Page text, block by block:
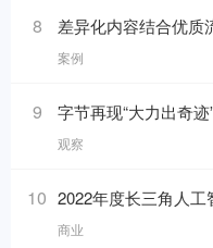
8 差异化内容结合优质
案例
9 字节再现“大力出奇
观察
10 2022年度长三角人工智能“
商业